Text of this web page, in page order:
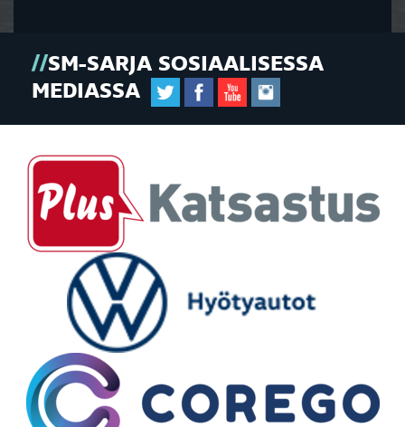
SM-SARJA SOSIAALISESSA
MEDIASSA